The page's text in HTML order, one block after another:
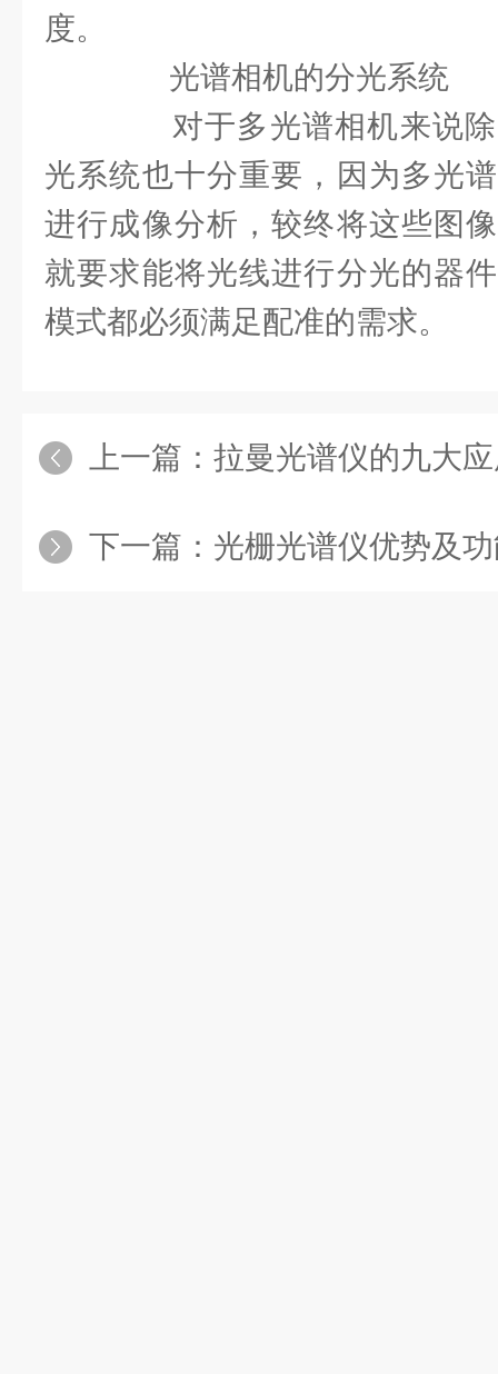
度。
光谱相机的分光系统
对于多光谱相机来说除
光系统也十分重要，因为多光
进行成像分析，较终将这些图
就要求能将光线进行分光的器
模式都必须满足配准的需求。
上一篇： 拉曼光谱仪的九大
下一篇： 光栅光谱仪优势及